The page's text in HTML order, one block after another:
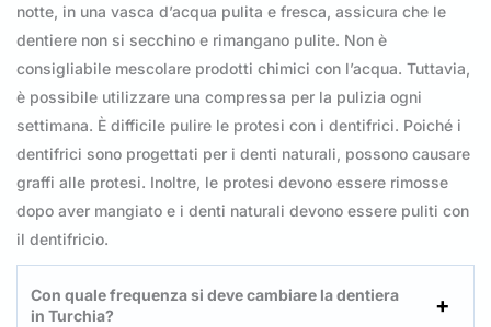
notte, in una vasca d’acqua pulita e fresca, assicura che le
dentiere non si secchino e rimangano pulite. Non è
consigliabile mescolare prodotti chimici con l’acqua. Tuttavia,
è possibile utilizzare una compressa per la pulizia ogni
settimana. È difficile pulire le protesi con i dentifrici. Poiché i
dentifrici sono progettati per i denti naturali, possono causare
graffi alle protesi. Inoltre, le protesi devono essere rimosse
dopo aver mangiato e i denti naturali devono essere puliti con
il dentifricio.
Con quale frequenza si deve cambiare la dentiera
in Turchia?